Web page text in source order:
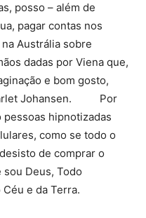
posso – além de
pagar contas nos
Austrália sobre
dadas por Viena que,
e bom gosto,
Johansen. Por
hipnotizadas
como se todo o
de comprar o
Deus, Todo
e da Terra.